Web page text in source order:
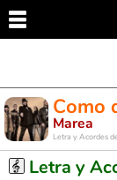
Como
Marea
Letra y Acordes
Letra y